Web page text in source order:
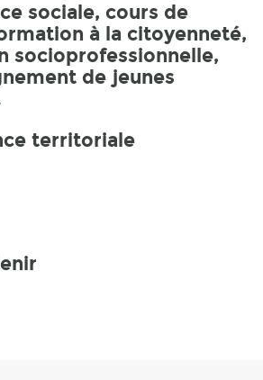
sociale, cours de
à la citoyenneté,
socioprofessionnelle,
de jeunes
territoriale